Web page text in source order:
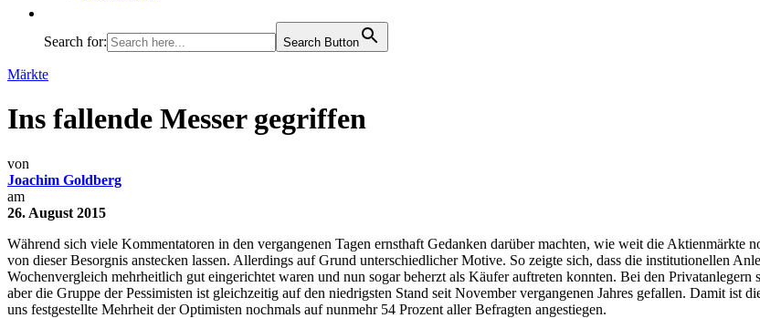
Search for: Search Button
Märkte
Ins fallende Messer gegriffen
von
Joachim Goldberg
am
26. August 2015
Während sich viele Kommentatoren in den vergangenen Tagen ernsthaft Gedanken darüber machten, wie weit die Aktienmärkte
von dieser Besorgnis anstecken lassen. Allerdings auf Grund unterschiedlicher Motive. So zeigte sich, dass die institutionellen
Wochenvergleich mehrheitlich gut eingerichtet waren und nun sogar beherzt als Käufer auftreten konnten. Bei den
aber die Gruppe der Pessimisten ist gleichzeitig auf den niedrigsten Stand seit November vergangenen Jahres gefallen. Damit ist
uns festgestellte Mehrheit der Optimisten nochmals auf nunmehr 54 Prozent aller Befragten angestiegen.